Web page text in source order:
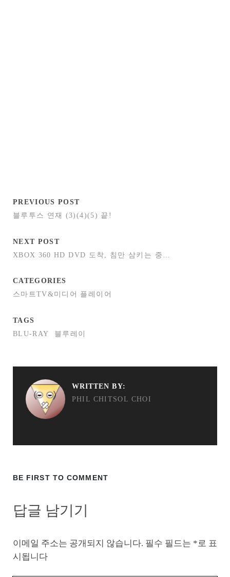
PREVIOUS POST
블루투스 연재 (3)(4)(5) 끝!
NEXT POST
XBOX 360 HD DVD 도착, 침만 삼키는 중…
CATEGORIES
스마트TV&미디어 플레이어
TAGS
BLU-RAY
블루레이
WRITTEN BY:
PHIL CHITSOL CHOI
BE FIRST TO COMMENT
답글 남기기
이메일 주소는 공개되지 않습니다. 필수 필드는 * 로 표
시됩니다